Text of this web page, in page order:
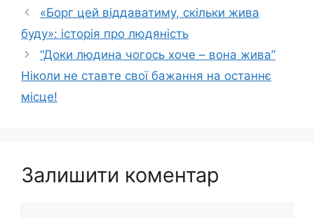
«Борг цей віддаватиму, скільки жива
буду»: історія про людяність
“Доки людина чогось хоче – вона жива”
Ніколи не ставте свої бажання на останнє
місце!
Залишити коментар